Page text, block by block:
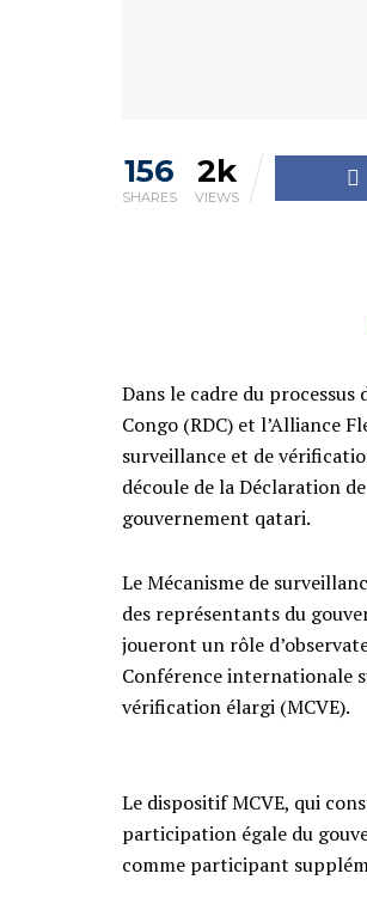
156
SHARES
2k
VIEWS
Dans le cadre du
Congo (RDC) et l’Alliance
surveillance et de
découle de la Déclaration
gouvernement qatari.
Le Mécanisme de
des représentants du
joueront un rôle
Conférence internationale
vérification élargi (MCVE).
Le dispositif MCVE, qui
participation égale du
comme participant